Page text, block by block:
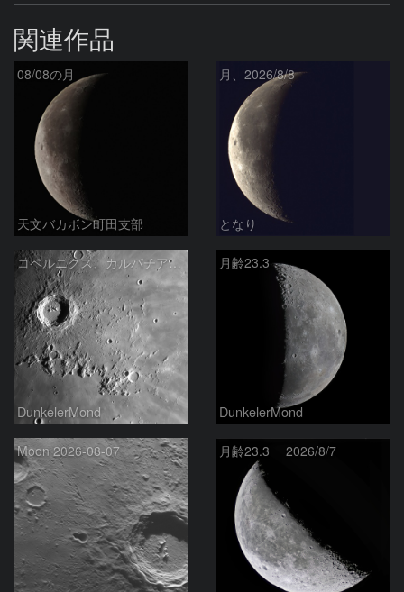
関連作品
08/08の月
天文バカボン町田支部
月、2026/8/8
となり
コペルニクス、カルパチア山脈付近
DunkelerMond
月齢23.3
DunkelerMond
Moon 2026-08-07 月齢23.3 2026/8/7